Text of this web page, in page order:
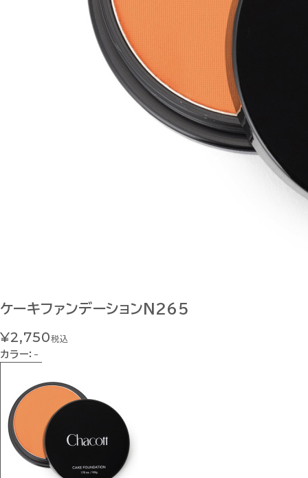
ケーキファンデーションN265
¥2,750税込
カラー： -